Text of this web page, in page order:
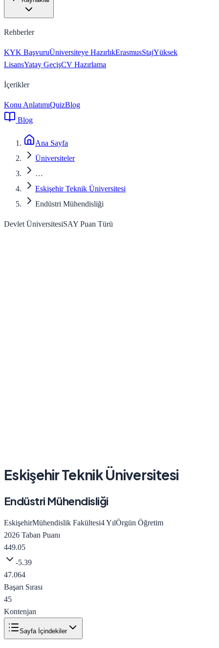
Rehberler
KYK BaşvuruÜniversiteye HazırlıkErasmusStajYüksek
LisansYatay GeçişCV Hazırlama
İçerikler
Konu AnlatımıQuizBlog
Blog
Ana Sayfa
Üniversiteler
…
Eskişehir Teknik Üniversitesi
Endüstri Mühendisliği
Devlet ÜniversitesiSAY Puan Türü
Eskişehir Teknik Üniversitesi
Endüstri Mühendisliği
EskişehirMühendislik Fakültesi4YılÖrgün Öğretim
2026 Taban Puanı
449.05
-5.39
47.064
Başarı Sırası
45
Kontenjan
Sayfa İçindekiler